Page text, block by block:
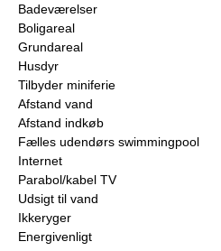
Badeværelser
Boligareal
Grundareal
Husdyr
Tilbyder miniferie
Afstand vand
Afstand indkøb
Fælles udendørs swimmingpool
Internet
Parabol/kabel TV
Udsigt til vand
Ikkeryger
Energivenligt